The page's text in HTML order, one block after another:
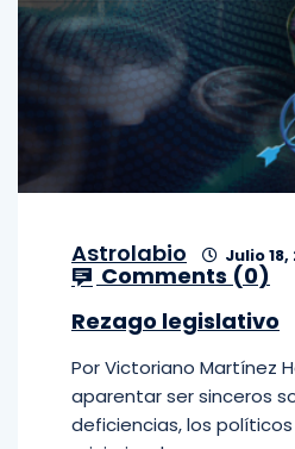
Astrolabio Julio 18,
Comments (0)
Rezago legislativo
Por Victoriano Martínez
aparentar ser sinceros
deficiencias, los